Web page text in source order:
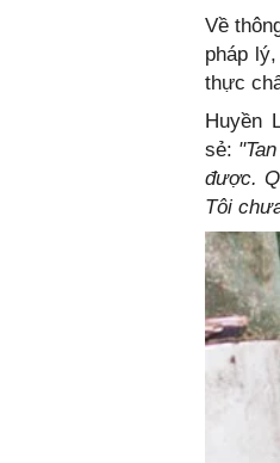
Về
pháp
thực
Huyền
sẻ:
được.
Tôi